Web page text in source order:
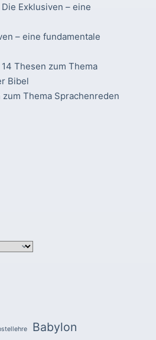
Die Exklusiven – eine
– eine fundamentale
14 Thesen zum Thema
Bibel
zum Thema Sprachenreden
Babylon